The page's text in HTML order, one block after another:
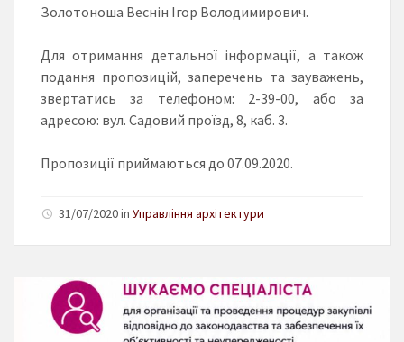
Золотоноша Веснін Ігор Володимирович.
Для отримання детальної інформації, а також
подання пропозицій, заперечень та зауважень,
звертатись за телефоном: 2-39-00, або за
адресою: вул. Садовий проїзд, 8, каб. 3.
Пропозиції приймаються до 07.09.2020.
31/07/2020 in Управління архітектури